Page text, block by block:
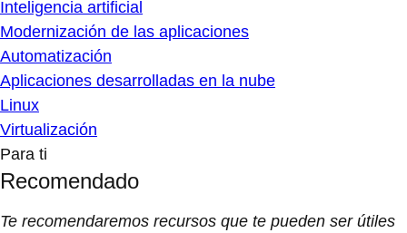
Inteligencia artificial
Modernización de las aplicaciones
Automatización
Aplicaciones desarrolladas en la nube
Linux
Virtualización
Para ti
Recomendado
Te recomendaremos recursos que te pueden ser útiles